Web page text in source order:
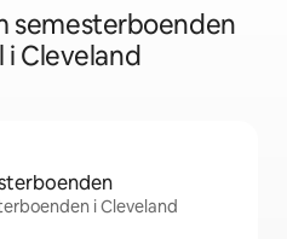
semesterboenden
i Cleveland
i Cleveland